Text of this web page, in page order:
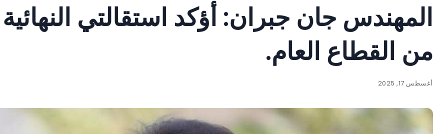
المهندس جان جبران: أؤكد استقالتي النهائية
من القطاع العام.
أغسطس 17, 2025